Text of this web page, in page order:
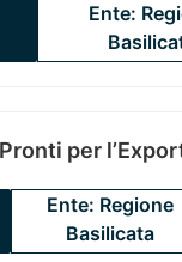
Ente:
per
Ente: Regione
Basilicata